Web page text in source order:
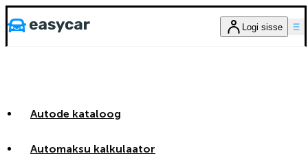
Logi sisse
Autode kataloog
Automaksu kalkulaator